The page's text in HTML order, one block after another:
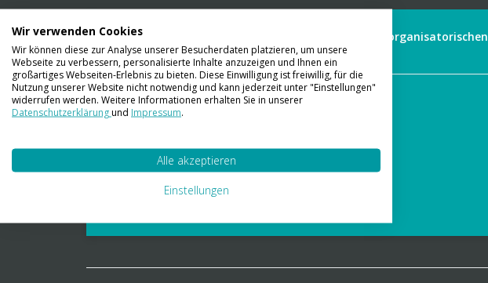
Wir liefern Ihnen Ihre Ware. Abholung ist leider aus organisatorischen
Gründen nicht möglich.
Kontaktieren Sie uns
01 23 06 03 888
info@transpak.at
Verpackungslexikon
Wir verwenden Cookies
Wir können diese zur Analyse unserer Besucherdaten platzieren, um unsere
Webseite zu verbessern, personalisierte Inhalte anzuzeigen und Ihnen ein
großartiges Webseiten-Erlebnis zu bieten. Diese Einwilligung ist freiwillig, für die
Nutzung unserer Website nicht notwendig und kann jederzeit unter "Einstellungen"
widerrufen werden. Weitere Informationen erhalten Sie in unserer
Datenschutzerklärungund Impressum.
Alle akzeptieren
Einstellungen